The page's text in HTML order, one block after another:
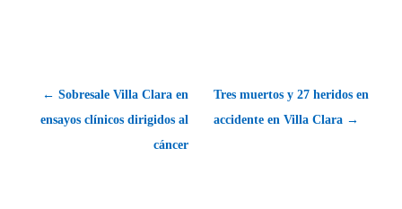
← Sobresale Villa Clara en
ensayos clínicos dirigidos al
cáncer
Tres muertos y 27 heridos en
accidente en Villa Clara →